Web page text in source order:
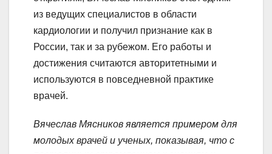
из ведущих специалистов в области
кардиологии и получил признание как в
России, так и за рубежом. Его работы и
достижения считаются авторитетными и
используются в повседневной практике
врачей.
Вячеслав Мясников является примером для
молодых врачей и ученых, показывая, что с